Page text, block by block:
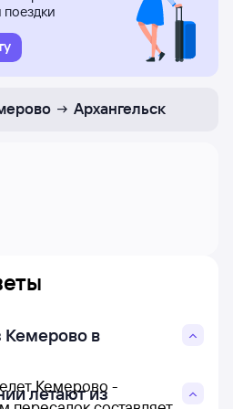
Архангельск
Кемерово в
Кемерово -
летают из